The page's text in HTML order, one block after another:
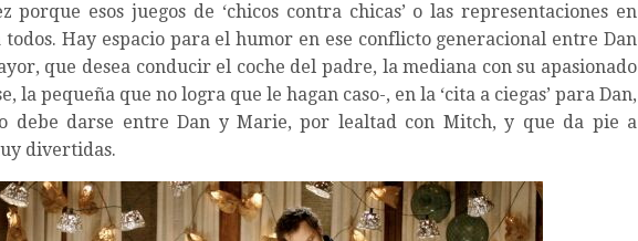
porque esos juegos de ‘chicos contra chicas’ o las representaciones en
Hay espacio para el humor en ese conflicto generacional entre Dan
que desea conducir el coche del padre, la mediana con su apasionado
la pequeña que no logra que le hagan caso-, en la ‘cita a ciegas’ para Dan,
debe darse entre Dan y Marie, por lealtad con Mitch, y que da pie a
divertidas.